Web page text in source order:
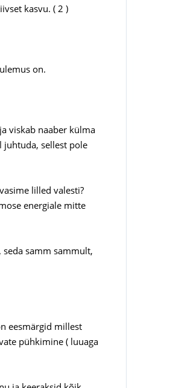
kasvu. ( 2 )
on.
viskab naaber külma
juhtuda, sellest pole
lilled valesti?
energiale mitte
samm sammult,
eesmärgid millest
pühkimine ( luuaga